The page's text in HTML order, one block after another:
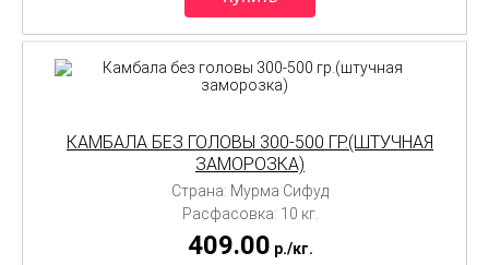
КАМБАЛА БЕЗ ГОЛОВЫ 300-500 ГР.(ШТУЧНАЯ
ЗАМОРОЗКА)
Страна: Мурма Сифуд
Расфасовка: 10 кг.
409.00 p./кг.